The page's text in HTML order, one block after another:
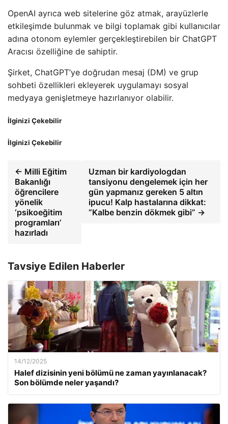
OpenAI ayrıca web sitelerine göz atmak, arayüzlerle
etkileşimde bulunmak ve bilgi toplamak gibi kullanıcılar
adına otonom eylemler gerçekleştirebilen bir ChatGPT
Aracısı özelliğine de sahiptir.
Şirket, ChatGPT’ye doğrudan mesaj (DM) ve grup
sohbeti özellikleri ekleyerek uygulamayı sosyal
medyaya genişletmeye hazırlanıyor olabilir.
İlginizi Çekebilir
İlginizi Çekebilir
← Milli Eğitim
Bakanlığı
öğrencilere
yönelik
‘psikoeğitim
programları’
hazırladı
Uzman bir kardiyologdan
tansiyonu dengelemek için her
gün yapmanız gereken 5 altın
ipucu! Kalp hastalarına dikkat:
“Kalbe benzin dökmek gibi” →
Tavsiye Edilen Haberler
14/12/2025
Halef dizisinin yeni bölümü ne zaman yayınlanacak?
Son bölümde neler yaşandı?